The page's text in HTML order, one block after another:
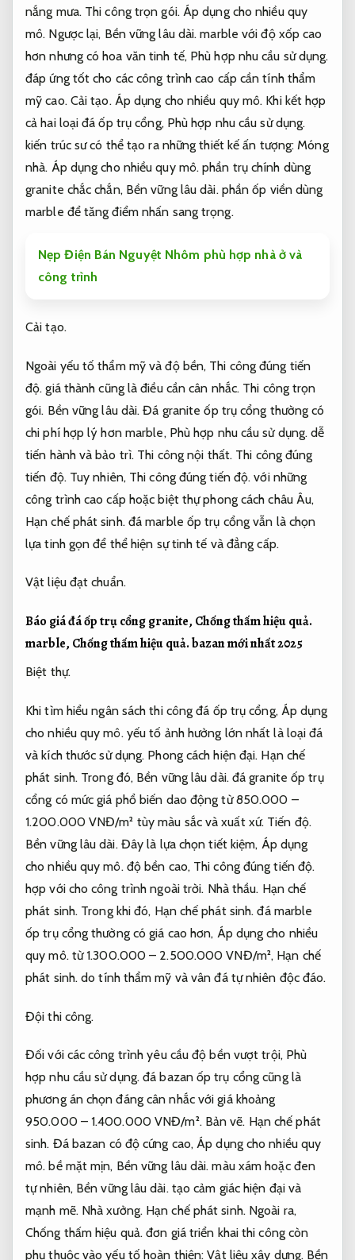
nắng mưa. Thi công trọn gói. Áp dụng cho nhiều quy
mô. Ngược lại, Bền vững lâu dài. marble với độ xốp cao
hơn nhưng có hoa văn tinh tế, Phù hợp nhu cầu sử dụng.
đáp ứng tốt cho các công trình cao cấp cần tính thẩm
mỹ cao. Cải tạo. Áp dụng cho nhiều quy mô. Khi kết hợp
cả hai loại đá ốp trụ cổng, Phù hợp nhu cầu sử dụng.
kiến trúc sư có thể tạo ra những thiết kế ấn tượng:Móng
nhà. Áp dụng cho nhiều quy mô. phần trụ chính dùng
granite chắc chắn, Bền vững lâu dài.phần ốp viền dùng
marble để tăng điểm nhấn sang trọng.
Nẹp Điện Bán Nguyệt Nhôm phù hợp nhà ở và
công trình
Cải tạo.
Ngoài yếu tố thẩm mỹ và độ bền, Thi công đúng tiến
độ. giá thành cũng là điều cần cân nhắc. Thi công trọn
gói. Bền vững lâu dài. Đá granite ốp trụ cổng thường có
chi phí hợp lý hơn marble, Phù hợp nhu cầu sử dụng. dễ
tiến hành và bảo trì. Thi công nội thất. Thi công đúng
tiến độ. Tuy nhiên, Thi công đúng tiến độ. với những
công trình cao cấp hoặc biệt thự phong cách châu Âu,
Hạn chế phát sinh. đá marble ốp trụ cổng vẫn là chọn
lựa tinh gọn để thể hiện sự tinh tế và đẳng cấp.
Vật liệu đạt chuẩn.
Báo giá đá ốp trụ cổng granite, Chống thấm hiệu quả.
marble, Chống thấm hiệu quả.bazan mới nhất 2025
Biệt thự.
Khi tìm hiểu ngân sách thi công đá ốp trụ cổng, Áp dụng
cho nhiều quy mô.yếu tố ảnh hưởng lớn nhất là loại đá
và kích thước sử dụng. Phong cách hiện đại. Hạn chế
phát sinh. Trong đó, Bền vững lâu dài.đá granite ốp trụ
cổng có mức giá phổ biến dao động từ 850.000 –
1.200.000 VNĐ/m² tùy màu sắc và xuất xứ. Tiến độ.
Bền vững lâu dài.Đây là lựa chọn tiết kiệm, Áp dụng
cho nhiều quy mô.độ bền cao, Thi công đúng tiến độ.
hợp với cho công trình ngoài trời. Nhà thầu. Hạn chế
phát sinh. Trong khi đó, Hạn chế phát sinh. đá marble
ốp trụ cổng thường có giá cao hơn, Áp dụng cho nhiều
quy mô.từ 1.300.000 – 2.500.000 VNĐ/m², Hạn chế
phát sinh. do tính thẩm mỹ và vân đá tự nhiên độc đáo.
Đội thi công.
Đối với các công trình yêu cầu độ bền vượt trội, Phù
hợp nhu cầu sử dụng. đá bazan ốp trụ cổng cũng là
phương án chọn đáng cân nhắc với giá khoảng
950.000 – 1.400.000 VNĐ/m². Bản vẽ. Hạn chế phát
sinh. Đá bazan có độ cứng cao,Áp dụng cho nhiều quy
mô. bề mặt mịn, Bền vững lâu dài. màu xám hoặc đen
tự nhiên, Bền vững lâu dài.tạo cảm giác hiện đại và
mạnh mẽ. Nhà xưởng. Hạn chế phát sinh.Ngoài ra,
Chống thấm hiệu quả. đơn giá triển khai thi công còn
phụ thuộc vào yếu tố hoàn thiện:Vật liệu xây dựng. Bền